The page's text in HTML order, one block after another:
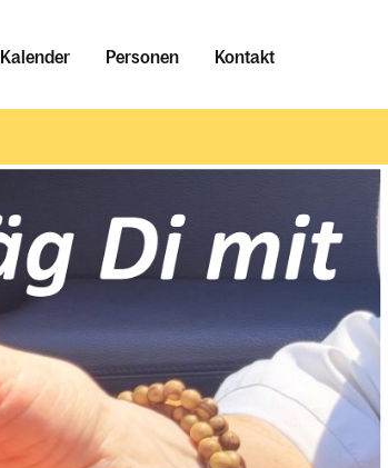
Kalender Personen Kontakt